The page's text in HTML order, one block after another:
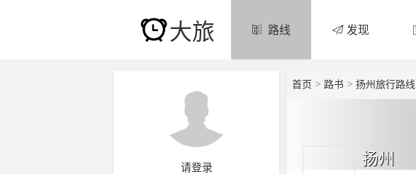
大旅 路线 发现
请登录
首页 > 路书 > 扬州旅行路线
扬州